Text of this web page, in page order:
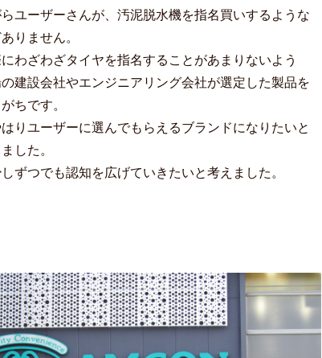
ユーザーさんが、汚泥脱水機を指名買いするような
りません。
わざわざタイヤを指名することがあまりないよう
建設会社やエンジニアリング会社が選定した製品を
ちです。
りユーザーに選んでもらえるブランドになりたいと
した。
ずつでも認知を広げていきたいと考えました。